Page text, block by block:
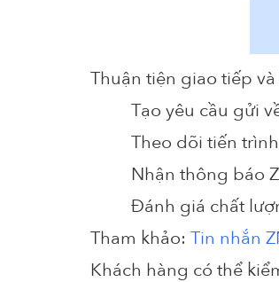
Thuận tiện giao tiếp
Tạo yêu cầu gửi
Theo dõi tiến
Nhận thông báo
Đánh giá chất
Tham khảo: Tin nhắn
Khách hàng có thể